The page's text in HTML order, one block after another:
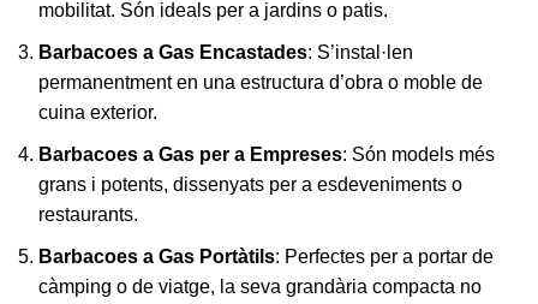
mobilitat. Són ideals per a jardins o patis.
Barbacoes a Gas Encastades: S’instal·len
permanentment en una estructura d’obra o moble de
cuina exterior.
Barbacoes a Gas per a Empreses: Són models més
grans i potents, dissenyats per a esdeveniments o
restaurants.
Barbacoes a Gas Portàtils: Perfectes per a portar de
càmping o de viatge, la seva grandària compacta no